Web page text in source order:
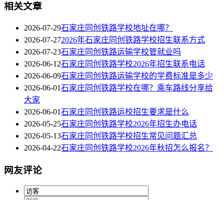
相关文章
2026-07-29石家庄同创铁路学校地址在哪？
2026-07-272026年石家庄同创铁路学校招生联系方式
2026-07-23石家庄同创铁路运输学校管就业吗
2026-06-12石家庄同创铁路学校2026年招生联系电话
2026-06-09石家庄同创铁路运输学校的学费标准是多少
2026-06-01石家庄同创铁路学校在哪？乘车路线分享给
大家
2026-06-01石家庄同创铁路运校招生要求是什么
2026-05-25石家庄同创铁路学校2026年招生办电话
2026-05-13石家庄同创铁路学校招生常见问题汇总
2026-04-22石家庄同创铁路学校2026年秋招怎么报名？
网友评论